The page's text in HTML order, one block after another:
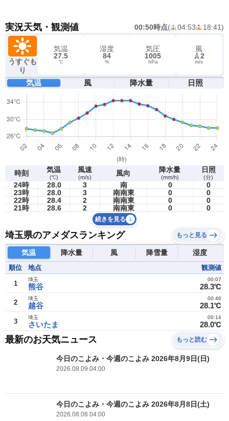
実況天気・観測値 00:50時点( 04:53 18:41)
うすぐも
り
気温
27.5
℃
湿度
84
%
気圧
1005
hPa
風
2
m/s
気温 風 降水量 日照
時刻 気温
(℃)
風速
(m/s) 風向 降水量
(mm/h)
日照
(分)
24時 28.0 3 南 0
0
23時
28.0 3 南南東 0
0
22時
28.4 2 南南東 0
0
21時
28.6 2 南南東 0 0
続きを見る
埼玉県のアメダスランキング もっと見る
気温 降水量 風 降雪量 湿度
順位 地点 観測値
1 熊谷
埼玉
28.3℃
00:07
2 越谷
埼玉
28.1℃
00:46
3 さいたま
埼玉
28.0℃
00:14
最新のお天気ニュース もっと読む
今日のこよみ・今週のこよみ 2026年8月9日(日)
2026.08.09 04:00
今日のこよみ・今週のこよみ 2026年8月8日(土)
2026.08.08 04:00